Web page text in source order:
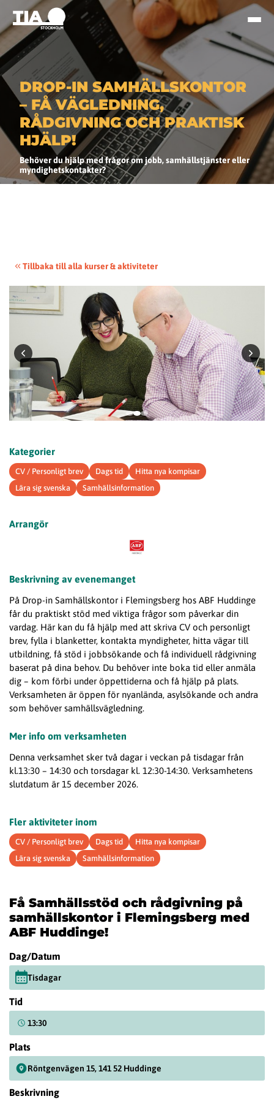
DROP-IN SAMHÄLLSKONTOR
– FÅ VÄGLEDNING,
RÅDGIVNING OCH PRAKTISK
HJÄLP!
Behöver du hjälp med frågor om jobb, samhällstjänster eller
myndighetskontakter?
Tillbaka till alla kurser & aktiviteter
Kategorier
CV / Personligt brev Dags tid
Hitta nya kompisar
Lära sig svenska
Samhällsinformation
Arrangör
Beskrivning av evenemanget
På Drop-in Samhällskontor i Flemingsberg hos ABF Huddinge
får du praktiskt stöd med viktiga frågor som påverkar din
vardag. Här kan du få hjälp med att skriva CV och personligt
brev, fylla i blanketter, kontakta myndigheter, hitta vägar till
utbildning, få stöd i jobbsökande och få individuell rådgivning
baserat på dina behov. Du behöver inte boka tid eller anmäla
dig – kom förbi under öppettiderna och få hjälp på plats.
Verksamheten är öppen för nyanlända, asylsökande och andra
som behöver samhällsvägledning.
Mer info om verksamheten
Denna verksamhet sker två dagar i veckan på tisdagar från
kl.13:30 – 14:30 och torsdagar kl. 12:30-14:30. Verksamhetens
slutdatum är 15 december 2026.
Fler aktiviteter inom
CV / Personligt brev Dags tid
Hitta nya kompisar
Lära sig svenska
Samhällsinformation
Få Samhällsstöd och rådgivning på
samhällskontor i Flemingsberg med
ABF Huddinge!
Dag/Datum
Tisdagar
Tid
13:30
Plats
Röntgenvägen 15, 141 52 Huddinge
Beskrivning